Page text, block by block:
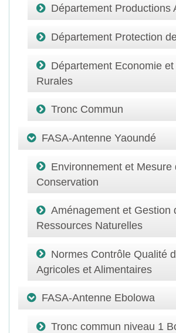
Département Productions
Département Protection
Département Economie
Rurales
Tronc Commun
FASA-Antenne Yaoundé
Environnement et Mesure
Conservation
Aménagement et Gestion
Ressources Naturelles
Normes Contrôle Qualité
Agricoles et Alimentaires
FASA-Antenne Ebolowa
Tronc commun niveau 1